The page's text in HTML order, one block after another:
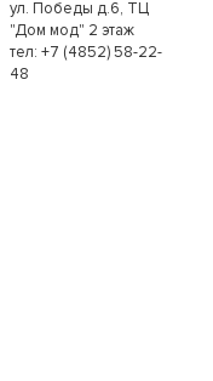
ул. Победы д.6, ТЦ
"Дом мод" 2 этаж
тел: +7 (4852) 58-22-
48